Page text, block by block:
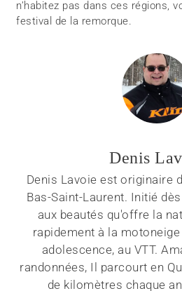
n’habitez pas dans ces régions,
festival de la remorque.
Denis
Denis Lavoie est originaire
Bas-Saint-Laurent. Initié
aux beautés qu'offre la
rapidement à la
adolescence, au VTT.
randonnées, Il parcourt en
de kilomètres chaque